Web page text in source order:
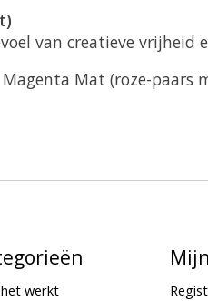
van creatieve vrijheid
Magenta Mat (roze-paars
werkt